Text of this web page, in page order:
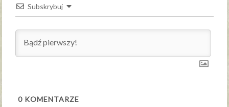
Subskrybuj
0 KOMENTARZE